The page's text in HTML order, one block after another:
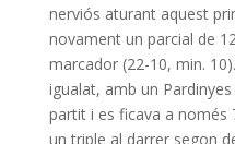
nerviós aturant aquest
novament un parcial de
marcador (22-10, min.
igualat, amb un
partit i es ficava a només
un triple al darrer segon